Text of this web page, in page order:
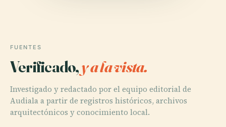
FUENTES
Verificado,y a la vista.
Investigado y redactado por el equipo editorial de
Audiala a partir de registros históricos, archivos
arquitectónicos y conocimiento local.